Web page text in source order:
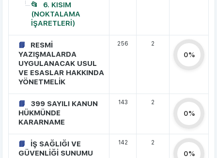
6. KISIM
(NOKTALAMA
İŞARETLERİ)
RESMİ
YAZIŞMALARDA
UYGULANACAK USUL
VE ESASLAR HAKKINDA
YÖNETMELİK
256 2
0%
399 SAYILI KANUN
HÜKMÜNDE
KARARNAME
143 2
0%
İŞ SAĞLIĞI VE
GÜVENLİĞİ SUNUMU
142 2
0%